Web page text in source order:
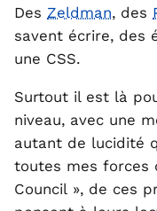
Des Zeldman, des
savent écrire, des
une CSS.
Surtout il est là
niveau, avec une
autant de lucidité
toutes mes forces
Council », de ces